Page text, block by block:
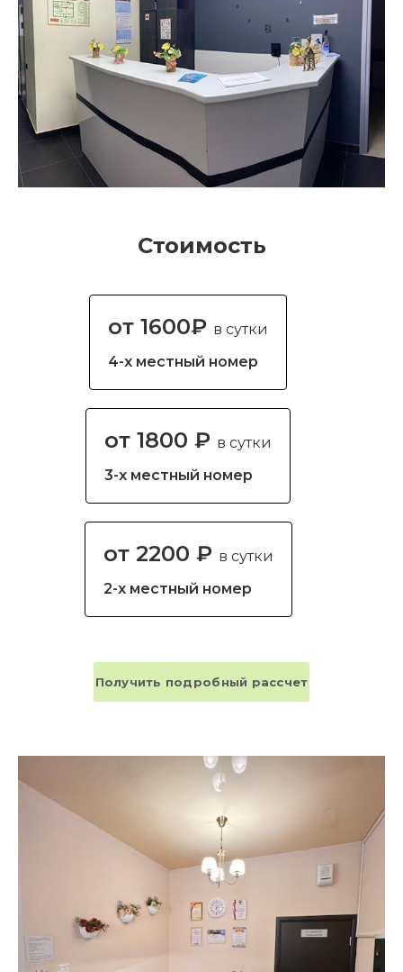
Стоимость
от 1600₽ в сутки
4-х местный номер
от 1800 ₽ в сутки
3-х местный номер
от 2200 ₽ в сутки
2-х местный номер
Получить подробный рассчет